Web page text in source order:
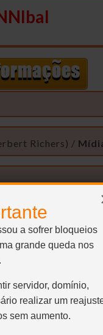
a sofrer bloqueios
grande queda nos
servidor, domínio,
realizar um
sem aumento.
Richers) /
FPS /